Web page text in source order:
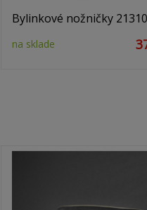
Bylinkové nožničky
na sklade